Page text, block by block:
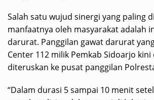
Salah satu wujud sinergi yang paling
manfaatnya oleh masyarakat adalah
darurat. Panggilan gawat darurat
Center 112 milik Pemkab Sidoarjo
diteruskan ke pusat panggilan
“Dalam durasi 5 sampai 10 menit